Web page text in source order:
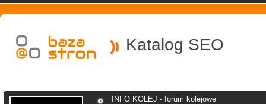
Katalog SEO
INFO KOLEJ - forum kolejowe